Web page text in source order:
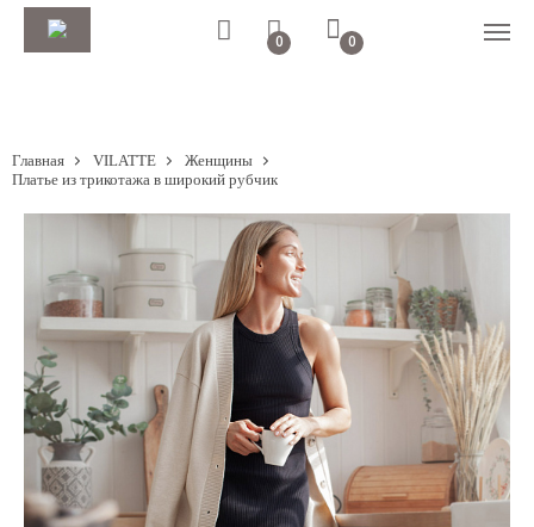
0 0
Главная VILATTE
Женщины
Платье из трикотажа в широкий рубчик